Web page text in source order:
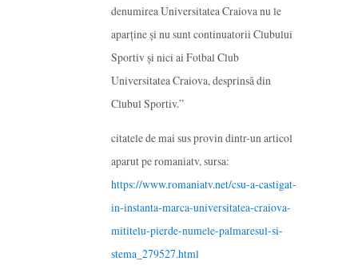
denumirea Universitatea Craiova nu le
aparţine şi nu sunt continuatorii Clubului
Sportiv şi nici ai Fotbal Club
Universitatea Craiova, desprinsă din
Clubul Sportiv.”
citatele de mai sus provin dintr-un articol
aparut pe romaniatv, sursa:
https://www.romaniatv.net/csu-a-castigat-
in-instanta-marca-universitatea-craiova-
mititelu-pierde-numele-palmaresul-si-
stema_279527.html